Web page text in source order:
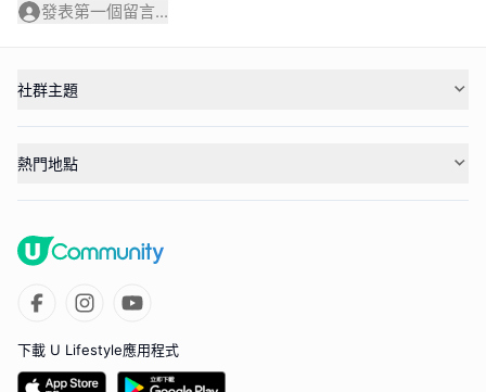
發表第一個留言...
社群主題
熱門地點
下載 U Lifestyle應用程式